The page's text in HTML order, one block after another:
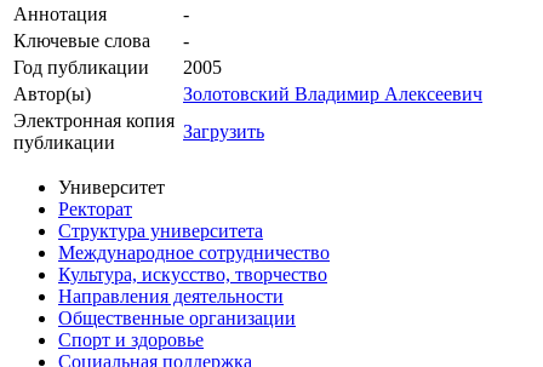
Аннотация
-
Ключевые cлова
-
Год публикации
2005
Автор(ы)
Золотовский Владимир Алексеевич
Электронная копия
публикации
Загрузить
Университет
Ректорат
Структура университета
Международное сотрудничество
Культура, искусство, творчество
Направления деятельности
Общественные организации
Спорт и здоровье
Социальная поддержка